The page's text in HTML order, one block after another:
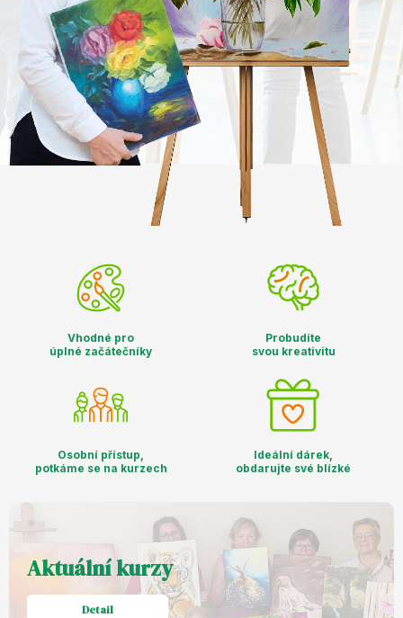
Vhodné pro
úplné začátečníky
Probudíte
svou kreativitu
Osobní přístup,
potkáme se na kurzech
Ideální dárek,
obdarujte své blízké
Aktuální kurzy
Detail